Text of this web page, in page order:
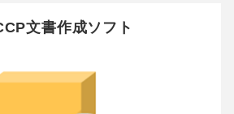
文書作成ソフト